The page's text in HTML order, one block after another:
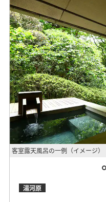
客室露天風呂の一例（イメージ）
湯河原